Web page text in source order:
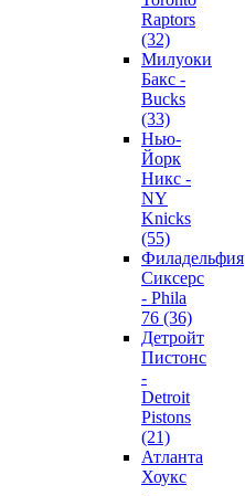
Raptors
(32)
Милуоки
Бакс -
Bucks
(33)
Нью-
Йорк
Никс -
NY
Knicks
(55)
Филадельфия
Сиксерс
- Phila
76 (36)
Детройт
Пистонс
-
Detroit
Pistons
(21)
Атланта
Хоукс